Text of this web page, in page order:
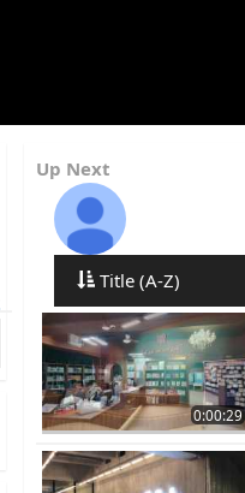
Up Next
Title (A-Z)
0:00:29